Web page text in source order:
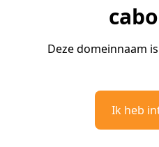
Deze domeinnaam
Ik heb